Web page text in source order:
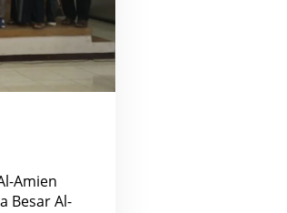
Amien
Besar Al-